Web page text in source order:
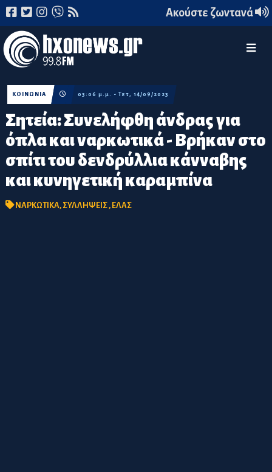
Ακούστε ζωντανά
Σητεία: Συνελήφθη άνδρας για
όπλα και ναρκωτικά - Βρήκαν στο
σπίτι του δενδρύλλια κάνναβης
και κυνηγετική καραμπίνα
ΚΟΙΝΩΝΙΑ 03:06 μ.μ. - Τετ, 14/09/2023
ΝΑΡΚΩΤΙΚΑ, ΣΥΛΛΗΨΕΙΣ, ΕΛΑΣ